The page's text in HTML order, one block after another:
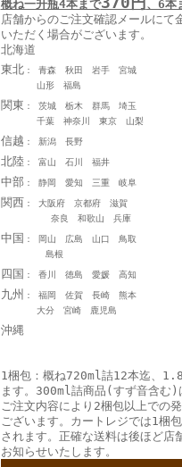
概ね一升瓶4本まで
、6本
店舗からのご注文確認メールにて
いただく場合がございます。
北海道
東北： 青森 秋田 岩手 宮城
山形 福島
関東 ： 茨城 栃木 群馬 埼玉
千葉 神奈川 東京 山梨
信越 ： 新潟 長野
北陸： 富山 石川 福井
中部： 静岡 愛知 三重 岐阜
関西 ： 大阪府 京都府 滋賀
奈良 和歌山 兵庫
中国 ： 岡山 広島 山口 鳥取
島根
四国 ： 香川 徳島 愛媛 高知
九州 ： 福岡 佐賀 長崎 熊本
大分 宮崎 鹿児島
沖縄
1梱包：概ね720ml詰12本迄、
ます。300ml詰商品(すず音含む)
ご注文内容により2梱包以上での
ございます。カートレジでは1梱
されます。正確な送料は後ほど店
お知らせいたします。